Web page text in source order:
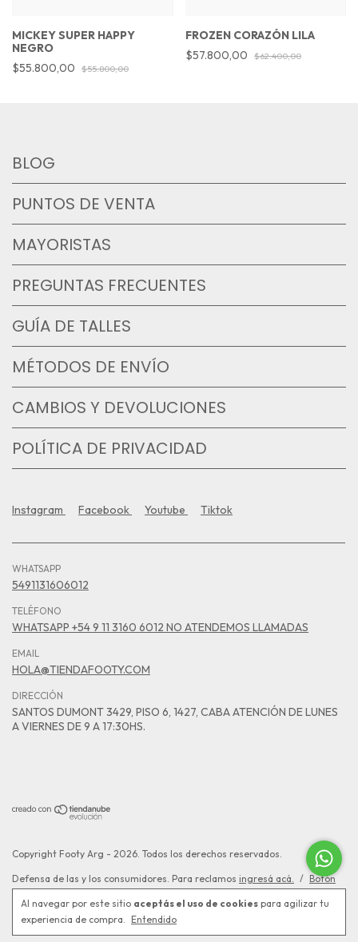
Al navegar por este sitio aceptás el uso de cookies para agilizar tu
experiencia de compra. Entendido
MICKEY SUPER HAPPY
NEGRO
$55.800,00
$55.800,00
FROZEN CORAZÓN LILA
$57.800,00
$62.400,00
BLOG
PUNTOS DE VENTA
MAYORISTAS
PREGUNTAS FRECUENTES
GUÍA DE TALLES
MÉTODOS DE ENVÍO
CAMBIOS Y DEVOLUCIONES
POLÍTICA DE PRIVACIDAD
Instagram Facebook Youtube Tiktok
WHATSAPP
5491131606012
TELÉFONO
WHATSAPP +54 9 11 3160 6012 NO ATENDEMOS LLAMADAS
EMAIL
HOLA@TIENDAFOOTY.COM
DIRECCIÓN
SANTOS DUMONT 3429, PISO 6, 1427, CABA ATENCIÓN DE LUNES
A VIERNES DE 9 A 17:30HS.
Copyright Footy Arg - 2026. Todos los derechos reservados.
Defensa de las y los consumidores. Para reclamos ingresá acá. / Botón
de arrepentimiento